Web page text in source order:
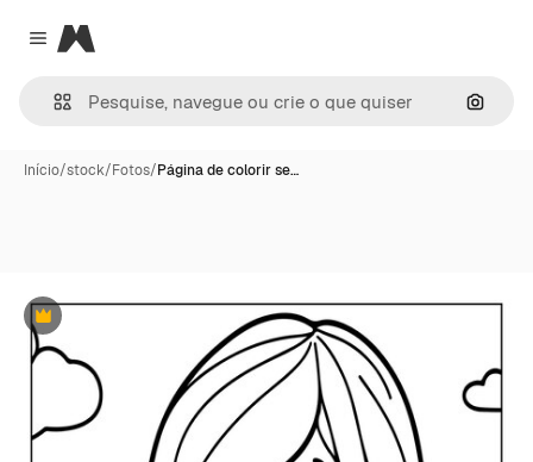
Close menu
Magnific
Início/stock/Fotos/Página de colorir se…
Premium